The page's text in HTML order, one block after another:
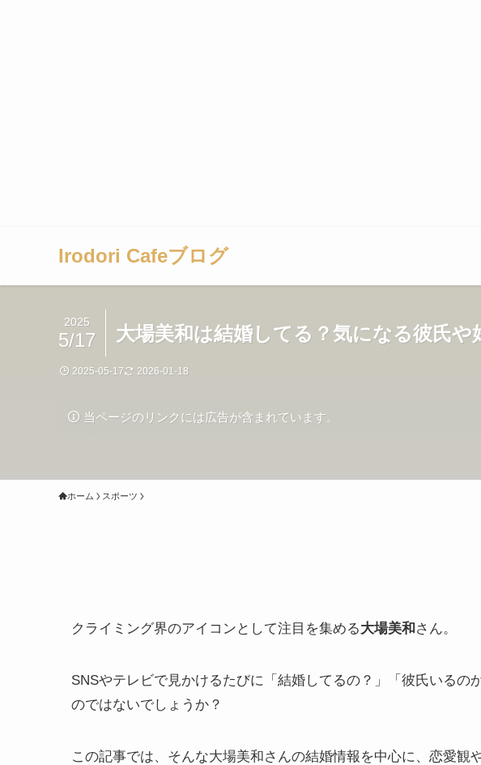
Irodori Cafeブログ
大場美和は結婚してる？気になる彼氏や
2025
5/17
2025-05-17 2026-01-18
当ページのリンクには広告が含まれています。
ホーム スポーツ
クライミング界のアイコンとして注目を集める大場美和さん。
SNSやテレビで見かけるたびに「結婚してるの？」「彼氏いるの
のではないでしょうか？
この記事では、そんな大場美和さんの結婚情報を中心に、恋愛観